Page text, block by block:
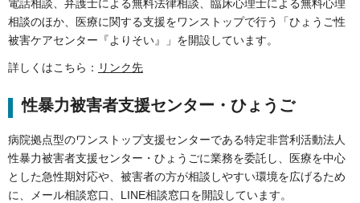
電話相談、弁護士による無料法律相談、臨床心理士による無料心理
相談のほか、医療に関する支援をワンストップで行う「ひょうご性
被害ケアセンター『よりそい』」を開設しています。
詳しくはこちら： リンク先
性暴力被害者支援センター・ひょうご
病院拠点型のワンストップ支援センターである特定非営利活動法人
性暴力被害者支援センター・ひょうごに業務を委託し、医療を中心
とした急性期対応や、被害者の方が相談しやすい環境を広げるため
に、メール相談窓口、LINE相談窓口を開設しています。